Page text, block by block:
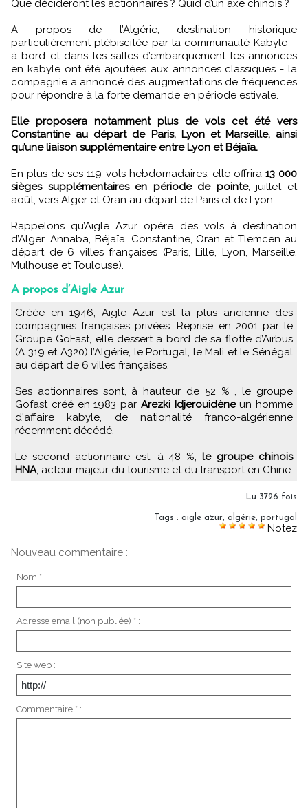
Que décideront les actionnaires ? Quid d’un axe chinois ?
A propos de l’Algérie, destination historique
particulièrement plébiscitée par la communauté Kabyle –
à bord et dans les salles d’embarquement les annonces
en kabyle ont été ajoutées aux annonces classiques - la
compagnie a annoncé des augmentations de fréquences
pour répondre à la forte demande en période estivale.
Elle proposera notamment plus de vols cet été vers
Constantine au départ de Paris, Lyon et Marseille, ainsi
qu’une liaison supplémentaire entre Lyon et Béjaïa.
En plus de ses 119 vols hebdomadaires, elle offrira 13 000
sièges supplémentaires en période de pointe, juillet et
août, vers Alger et Oran au départ de Paris et de Lyon.
Rappelons qu’Aigle Azur opère des vols à destination
d’Alger, Annaba, Béjaïa, Constantine, Oran et Tlemcen au
départ de 6 villes françaises (Paris, Lille, Lyon, Marseille,
Mulhouse et Toulouse).
A propos d’Aigle Azur
Créée en 1946, Aigle Azur est la plus ancienne des
compagnies françaises privées. Reprise en 2001 par le
Groupe GoFast, elle dessert à bord de sa flotte d’Airbus
(A 319 et A320) l’Algérie, le Portugal, le Mali et le Sénégal
au départ de 6 villes françaises.
Ses actionnaires sont, à hauteur de 52 % , le groupe
Gofast créé en 1983 par Arezki Idjerouidèneun homme
d'affaire kabyle, de nationalité franco-algérienne
récemment décédé.
Le second actionnaire est, à 48 %,le groupe chinois
HNA, acteur majeur du tourisme et du transport en Chine.
Lu 3726 fois
Tags : aigle azur, algérie, portugal
Notez
Nouveau commentaire :
Nom * :
Adresse email (non publiée) * :
Site web :
Commentaire * :